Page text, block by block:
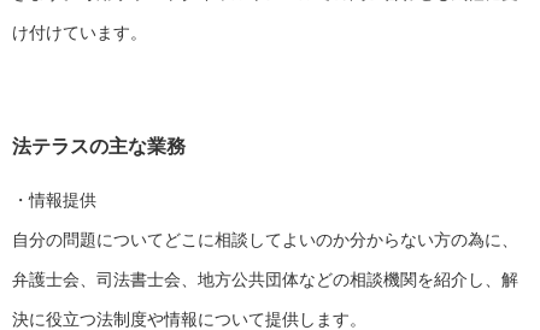
け付けています。
法テラスの主な業務
・情報提供
自分の問題についてどこに相談してよいのか分からない方の為に、
弁護士会、司法書士会、地方公共団体などの相談機関を紹介し、解
決に役立つ法制度や情報について提供します。